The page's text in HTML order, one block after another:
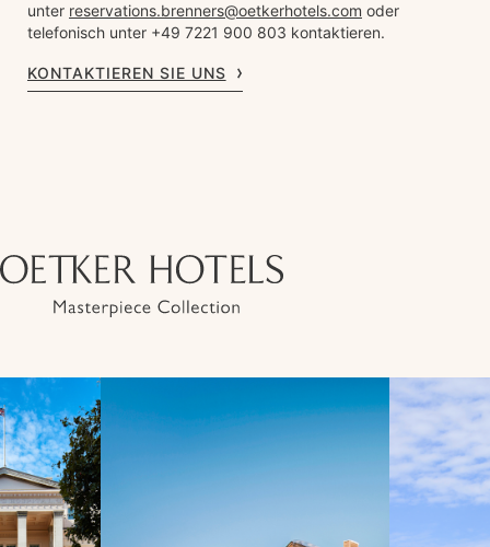
unter reservations.brenners@oetkerhotels.com oder
telefonisch unter +49 7221 900 803 kontaktieren.
KONTAKTIEREN SIE UNS